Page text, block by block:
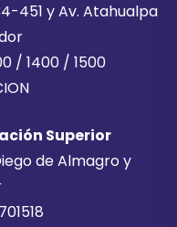
451 y Av. Atahualpa
/ 1400 / 1500
Superior
de Almagro y